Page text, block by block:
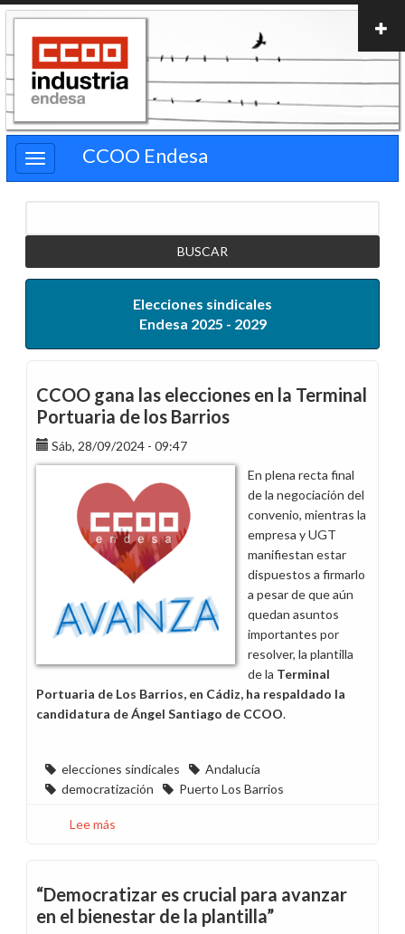
Pasar
contenido
principal
CCOO Endesa
Elecciones sindicales
Endesa 2025 - 2029
CCOO gana las elecciones en la Terminal
Portuaria de los Barrios
Sáb, 28/09/2024 - 09:47
En plena recta final
de la negociación del
convenio, mientras la
empresa y UGT
manifiestan estar
dispuestos a firmarlo
a pesar de que aún
quedan asuntos
importantes por
resolver, la plantilla
de la Terminal
Portuaria de Los Barrios, en Cádiz, ha respaldado la
candidatura de Ángel Santiago de CCOO.
elecciones sindicales
Andalucía
democratización
Puerto Los Barrios
Lee más
las
elecciones
en
“Democratizar es crucial para avanzar
en el bienestar de la plantilla”